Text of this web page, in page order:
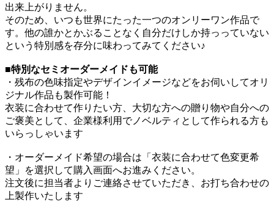
出来上がりません。
そのため、いつも世界にたった一つのオンリーワン作品で
す。他の誰かとかぶることなく自分だけしか持っっていない
という特別感を存分に味わってみてください♪
■特別なセミオーダーメイドも可能
・残布の色味指定やデザインイメージなどをお伺いしてオリ
ジナル作品も製作可能！
衣装に合わせて作りたい方、大切な方への贈り物や自分への
ご褒美として、企業様利用でノベルティとして作られる方も
いらっしゃいます
・オーダーメイド希望の場合は「衣装に合わせて色変更希
望」を選択して購入画面へお進みください。
注文後に担当者よりご連絡させていただき、お打ち合わせの
上製作いたします